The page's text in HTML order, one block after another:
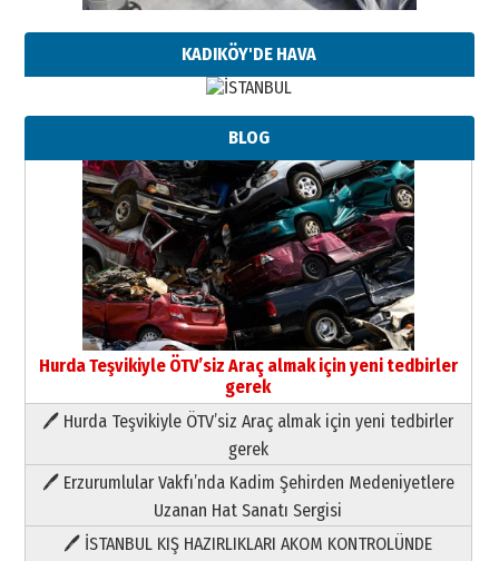
KADIKÖY'DE HAVA
BLOG
Hurda Teşvikiyle ÖTV’siz Araç almak için yeni tedbirler
gerek
🖊 Hurda Teşvikiyle ÖTV’siz Araç almak için yeni tedbirler
gerek
🖊 Erzurumlular Vakfı’nda Kadim Şehirden Medeniyetlere
Uzanan Hat Sanatı Sergisi
🖊 İSTANBUL KIŞ HAZIRLIKLARI AKOM KONTROLÜNDE
Paranın Aile Kültüründeki Yeri
03 Ağustos 2026 Pazartesi
Yıldırım Gündoğdu